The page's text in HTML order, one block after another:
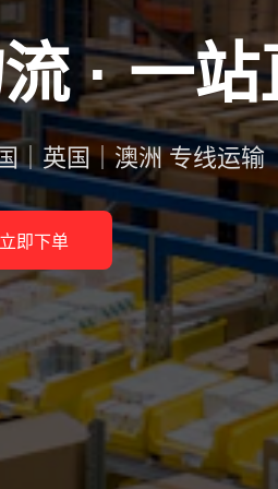
· 一
｜英国｜澳洲 专线运输
立即下单